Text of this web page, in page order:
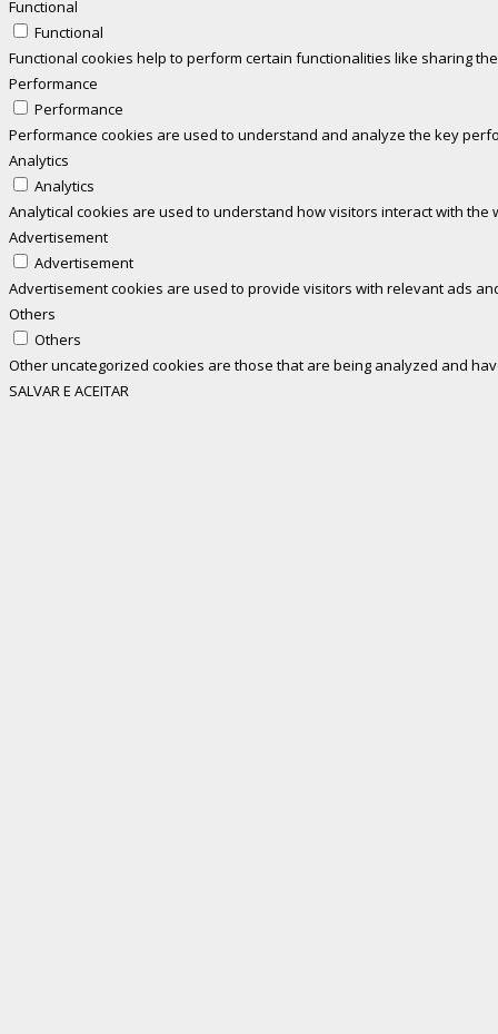
Functional
Functional
Functional cookies help to perform certain functionalities like sharing
Performance
Performance
Performance cookies are used to understand and analyze the key
Analytics
Analytics
Analytical cookies are used to understand how visitors interact with
Advertisement
Advertisement
Advertisement cookies are used to provide visitors with relevant ads
Others
Others
Other uncategorized cookies are those that are being analyzed and
SALVAR E ACEITAR